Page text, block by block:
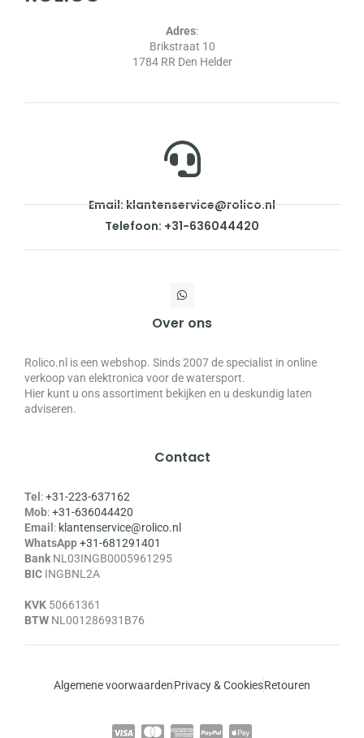
Adres:
Brikstraat 10
1784 RR Den Helder
Email: klantenservice@rolico.nl
Telefoon: +31-636044420
Over ons
Rolico.nl is een webshop. Sinds 2007 de specialist in online
verkoop van elektronica voor de watersport.
Hier kunt u ons assortiment bekijken en u deskundig laten
adviseren.
Contact
Tel :+31-223-637162
Mob:+31-636044420
Email : klantenservice@rolico.nl
WhatsApp+31-681291401
BankNL03INGB0005961295
BIC INGBNL2A
KVK 50661361
BTW NL001286931B76
Algemene voorwaardenPrivacy & CookiesRetouren